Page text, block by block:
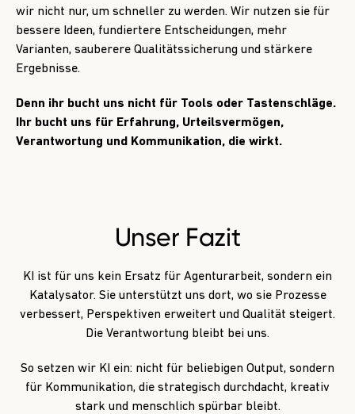
wir nicht nur, um schneller zu werden. Wir nutzen sie für
bessere Ideen, fundiertere Entscheidungen, mehr
Varianten, sauberere Qualitätssicherung und stärkere
Ergebnisse.
Denn ihr bucht uns nicht für Tools oder Tastenschläge.
Ihr bucht uns für Erfahrung, Urteilsvermögen,
Verantwortung und Kommunikation, die wirkt.
Unser Fazit
KI ist für uns kein Ersatz für Agenturarbeit, sondern ein
Katalysator. Sie unterstützt uns dort, wo sie Prozesse
verbessert, Perspektiven erweitert und Qualität steigert.
Die Verantwortung bleibt bei uns.
So setzen wir KI ein: nicht für beliebigen Output, sondern
für Kommunikation, die strategisch durchdacht, kreativ
stark und menschlich spürbar bleibt.